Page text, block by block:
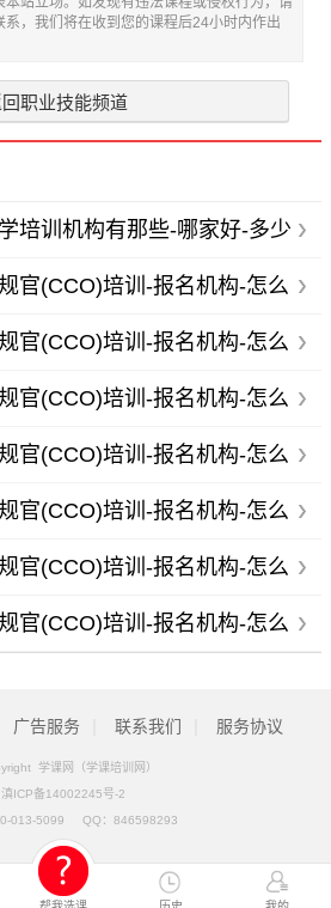
系，我们将在收到您的课程后24小时内作出
职业技能频道
培训机构有那些-哪家好-多少
官(CCO)培训-报名机构-怎么
官(CCO)培训-报名机构-怎么
官(CCO)培训-报名机构-怎么
官(CCO)培训-报名机构-怎么
官(CCO)培训-报名机构-怎么
官(CCO)培训-报名机构-怎么
官(CCO)培训-报名机构-怎么
广告服务 联系我们 服务协议
学课网（学课培训网）
滇ICP备14002245号-2
013-5099 QQ： 846598293